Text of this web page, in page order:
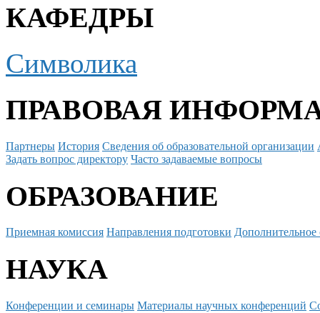
КАФЕДРЫ
Символика
ПРАВОВАЯ
Партнеры История Сведения об образовательной организации
Задать вопрос директору Часто задаваемые вопросы
ОБРАЗОВАНИЕ
Приемная комиссия Направления подготовки Дополнительное
НАУКА
Конференции и семинары Материалы научных конференций